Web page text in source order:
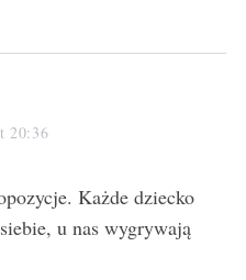
20:36
Każde dziecko
u nas wygrywają